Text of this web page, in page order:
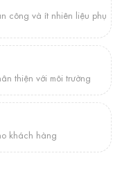
công và ít nhiên liệu phụ
thiện với môi trường
khách hàng